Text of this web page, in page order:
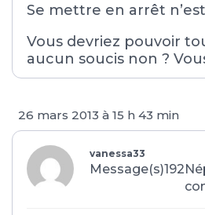
Se mettre en arrêt
Vous devriez pouvoir
aucun soucis non ?
26 mars 2013 à 15 h 43 min
vanessa33
Message(s)192